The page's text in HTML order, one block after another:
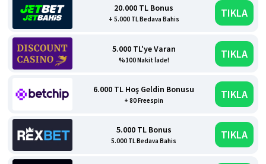
20.000 TL Bonus
+ 5.000 TL Bedava Bahis TIKLA
5.000 TL'ye Varan
%100 Nakit İade! TIKLA
6.000 TL Hoş Geldin Bonusu
+ 80 Freespin TIKLA
5.000 TL Bonus
5.000 TL Bedava Bahis TIKLA